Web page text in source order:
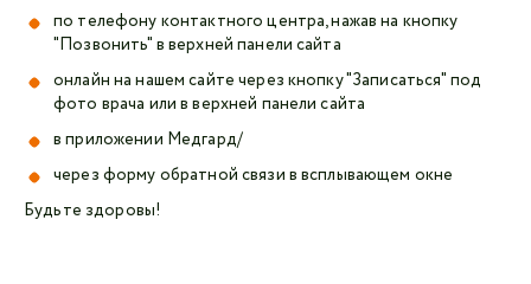
по телефону контактного центра, нажав на кнопку
"Позвонить" в верхней панели сайта
онлайн на нашем сайте через кнопку "Записаться" под
фото врача или в верхней панели сайта
в приложении Медгард/
через форму обратной связи в всплывающем окне
Будьте здоровы!